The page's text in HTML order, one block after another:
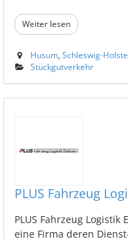
Weiter lesen
Husum, Schleswig-
Stückgutverkehr
PLUS Fahrzeug
PLUS Fahrzeug
eine Firma deren